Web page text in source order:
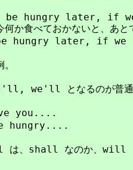
hungry later, if we
食べておかないと、あと
later, if we
we'll となるのが普通
you....
、shall なのか、will な